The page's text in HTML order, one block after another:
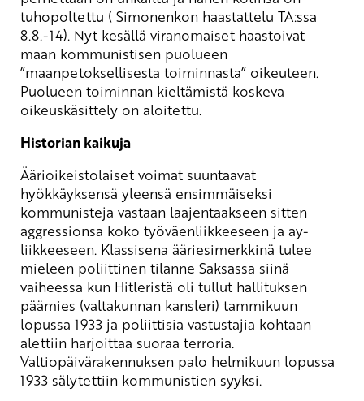
tuhopoltettu ( Simonenkon haastattelu TA:ssa
8.8.-14). Nyt kesällä viranomaiset haastoivat
maan kommunistisen puolueen
”maanpetoksellisesta toiminnasta” oikeuteen.
Puolueen toiminnan kieltämistä koskeva
oikeuskäsittely on aloitettu.
Historian kaikuja
Äärioikeistolaiset voimat suuntaavat
hyökkäyksensä yleensä ensimmäiseksi
kommunisteja vastaan laajentaakseen sitten
aggressionsa koko työväenliikkeeseen ja ay-
liikkeeseen. Klassisena ääriesimerkkinä tulee
mieleen poliittinen tilanne Saksassa siinä
vaiheessa kun Hitleristä oli tullut hallituksen
päämies (valtakunnan kansleri) tammikuun
lopussa 1933 ja poliittisia vastustajia kohtaan
alettiin harjoittaa suoraa terroria.
Valtiopäivärakennuksen palo helmikuun lopussa
1933 sälytettiin kommunistien syyksi.